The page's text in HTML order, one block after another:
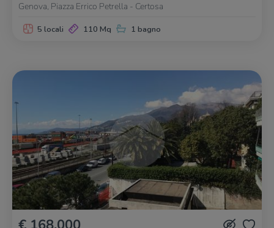
Genova, Piazza Errico Petrella - Certosa
5 locali 110 Mq 1 bagno